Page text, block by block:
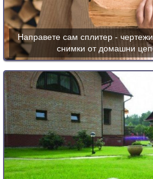
Направете сам сплитер -
снимки от домашни